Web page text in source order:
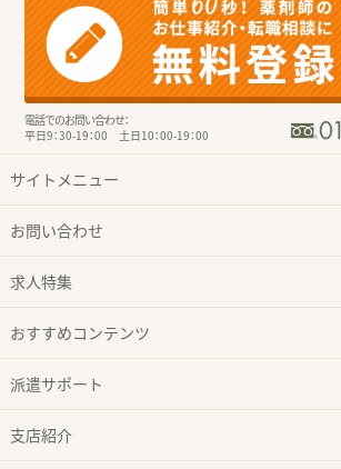
電話でのお問い合わせ：
平日9：30-19：00 土日10：00-19：00
サイトメニュー
お問い合わせ
求人特集
おすすめコンテンツ
派遣サポート
支店紹介